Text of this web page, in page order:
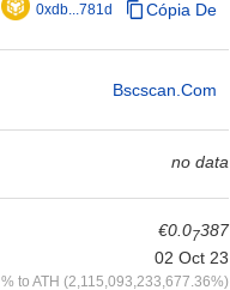
0xdb...781d Cópia De
Bscscan.com
no data
€0.07387
02 Oct 23
% to ATH (2,115,093,233,677.36%)